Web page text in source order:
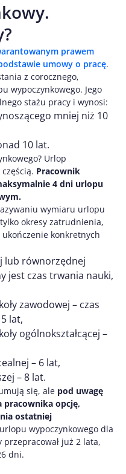
prawem
umowy o pracę.
z corocznego,
wypoczynkowego. Jego
stażu pracy i wynosi:
mniej niż 10
10 lat.
Urlop
Pracownik
4 dni urlopu
wymiaru urlopu
okresy zatrudnienia,
konkretnych
lub równorzędnej
jest czas trwania nauki,
zawodowej – czas
lat,
ogólnokształcącej –
– 6 lat,
– 8 lat.
się, ale pod uwagę
pracownika opcję,
ostatniej
wypoczynkowego dla
już 2 lata,
dni.